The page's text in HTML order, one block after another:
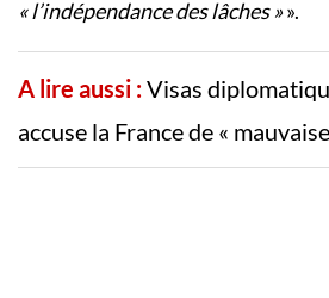
« l’indépendance des lâches »».
A lire aussi :Visas
accuse la France de «